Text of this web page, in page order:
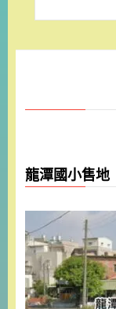
龍潭國小售地